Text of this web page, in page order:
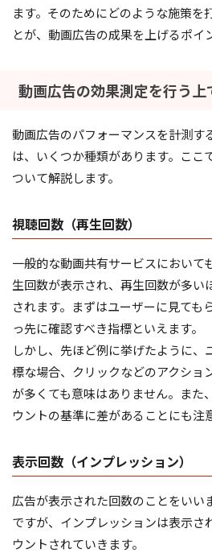
ます。そのためにどのような施策を
とが、動画広告の成果を上げるポイ
動画広告の効果測定を行う
動画広告のパフォーマンスを計測す
は、いくつか種類があります。ここ
ついて解説します。
視聴回数（再生回数）
一般的な動画共有サービスにおいて
生回数が表示され、再生回数が多い
されます。まずはユーザーに見ても
っ先に確認すべき指標といえます。
しかし、先ほど例に挙げたように、
標な場合、クリックなどのアクショ
が多くても意味はありません。また
ウントの基準に差があることにも注
表示回数（インプレッション）
広告が表示された回数のことをいい
ですが、インプレッションは表示さ
ウントされていきます。